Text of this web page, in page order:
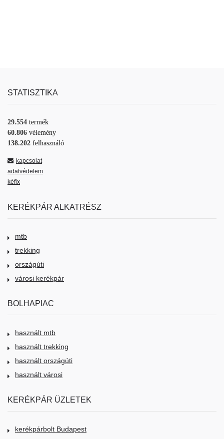
STATISZTIKA
29.554 termék
60.806 vélemény
138.202 felhasználó
kapcsolat
adatvédelem
kéfix
KERÉKPÁR ALKATRÉSZ
mtb
trekking
országúti
városi kerékpár
BOLHAPIAC
használt mtb
használt trekking
használt országúti
használt városi
KERÉKPÁR ÜZLETEK
kerékpárbolt Budapest